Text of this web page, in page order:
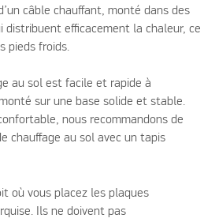
câble chauffant, monté dans des
distribuent efficacement la chaleur, ce
pieds froids.
au sol est facile et rapide à
sur une base solide et stable.
nous recommandons de
chauffage au sol avec un tapis
où vous placez les plaques
Ils ne doivent pas